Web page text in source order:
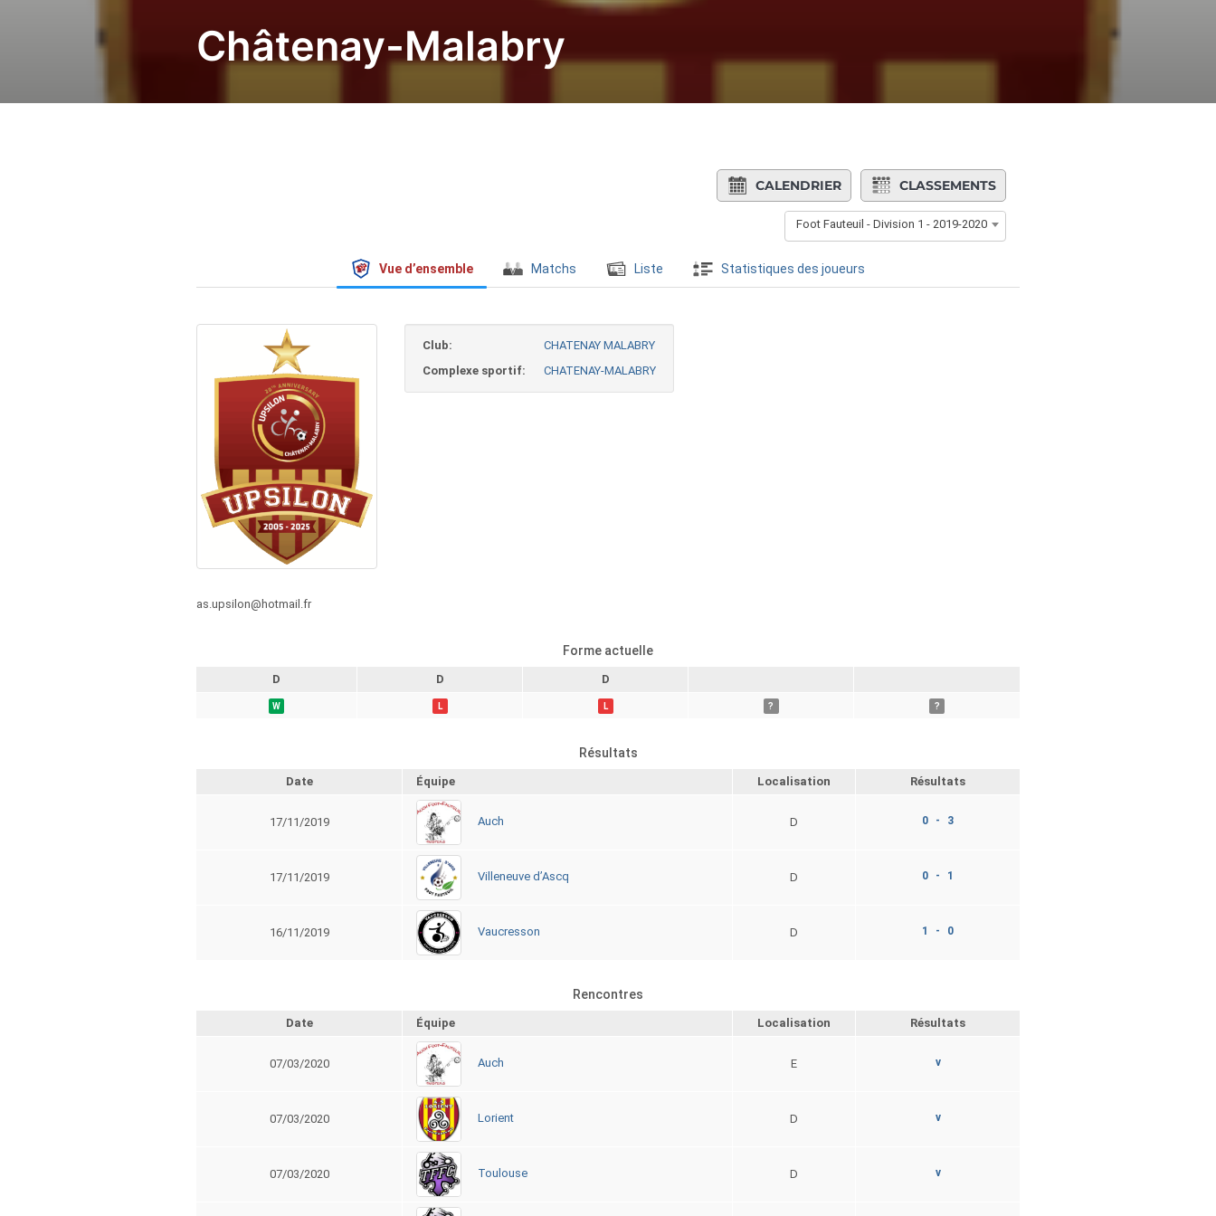
Châtenay-Malabry
CALENDRIER CLASSEMENTS
Foot Fauteuil - Division 1 - 2019-2020
Vue d’ensemble Matchs Liste Statistiques des joueurs
Club:
CHATENAY MALABRY
Complexe sportif:
CHATENAY-MALABRY
as.upsilon@hotmail.fr
Forme actuelle
D D D
W L L ? ?
Résultats
Date Équipe Localisation Résultats
17/11/2019 Auch D 0 - 3
17/11/2019 Villeneuve d’Ascq D 0 - 1
16/11/2019 Vaucresson D 1 - 0
Rencontres
Date Équipe Localisation Résultats
07/03/2020 Auch E v
07/03/2020 Lorient D v
07/03/2020 Toulouse D v